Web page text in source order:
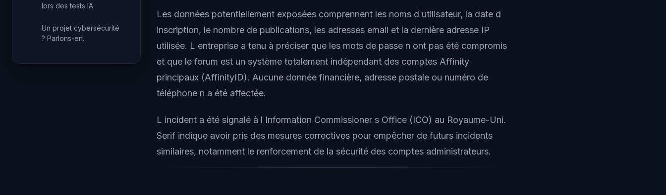
lors des tests IA
Un projet cybersécurité
? Parlons-en.
Les données potentiellement exposées comprennent les noms d utilisateur, la date d
inscription, le nombre de publications, les adresses email et la dernière adresse IP
utilisée. L entreprise a tenu à préciser que les mots de passe n ont pas été compromis
et que le forum est un système totalement indépendant des comptes Affinity
principaux (AffinityID). Aucune donnée financière, adresse postale ou numéro de
téléphone n a été affectée.
L incident a été signalé à l Information Commissioner s Office (ICO) au Royaume-Uni.
Serif indique avoir pris des mesures correctives pour empêcher de futurs incidents
similaires, notamment le renforcement de la sécurité des comptes administrateurs.